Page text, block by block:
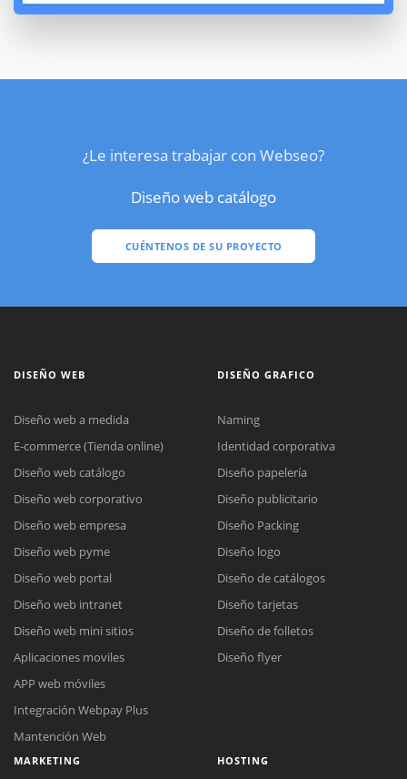
¿Le interesa trabajar con Webseo?
Diseño web catálogo
CUÉNTENOS DE SU PROYECTO
DISEÑO WEB
Diseño web a medida
E-commerce (Tienda online)
Diseño web catálogo
Diseño web corporativo
Diseño web empresa
Diseño web pyme
Diseño web portal
Diseño web intranet
Diseño web mini sitios
Aplicaciones moviles
APP web móviles
Integración Webpay Plus
Mantención Web
DISEÑO GRAFICO
Naming
Identidad corporativa
Diseño papelería
Diseño publicitario
Diseño Packing
Diseño logo
Diseño de catálogos
Diseño tarjetas
Diseño de folletos
Diseño flyer
MARKETING HOSTING